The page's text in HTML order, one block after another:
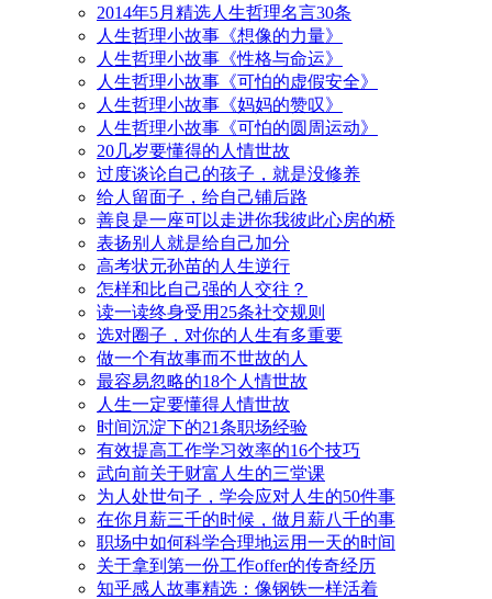
2014年5月精选人生哲理名言30条
人生哲理小故事《想像的力量》
人生哲理小故事《性格与命运》
人生哲理小故事《可怕的虚假安全》
人生哲理小故事《妈妈的赞叹》
人生哲理小故事《可怕的圆周运动》
20几岁要懂得的人情世故
过度谈论自己的孩子，就是没修养
给人留面子，给自己铺后路
善良是一座可以走进你我彼此心房的桥
表扬别人就是给自己加分
高考状元孙苗的人生逆行
怎样和比自己强的人交往？
读一读终身受用25条社交规则
选对圈子，对你的人生有多重要
做一个有故事而不世故的人
最容易忽略的18个人情世故
人生一定要懂得人情世故
时间沉淀下的21条职场经验
有效提高工作学习效率的16个技巧
武向前关于财富人生的三堂课
为人处世句子，学会应对人生的50件事
在你月薪三千的时候，做月薪八千的事
职场中如何科学合理地运用一天的时间
关于拿到第一份工作offer的传奇经历
知乎感人故事精选：像钢铁一样活着